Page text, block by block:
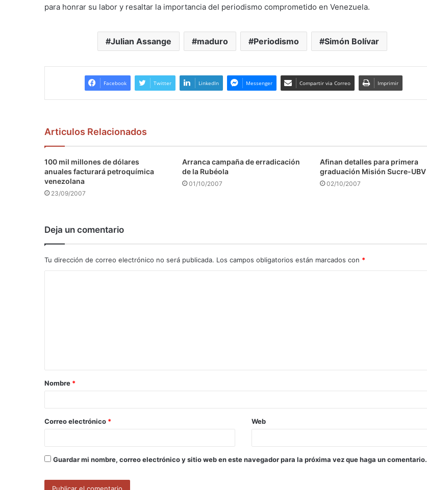
para honrar su labor y resaltar la importancia del periodismo comprometido en Venezuela.
Julian Assange maduro Periodismo Simón Bolívar
Facebook Twitter LinkedIn Messenger Compartir via Correo Imprimir
Articulos Relacionados
100 mil millones de dólares
anuales facturará petroquímica
venezolana
23/09/2007
Arranca campaña de erradicación
de la Rubéola
01/10/2007
Afinan detalles para primera
graduación Misión Sucre-UBV
02/10/2007
Deja un comentario
Tu dirección de correo electrónico no será publicada. Los campos obligatorios están marcados con *
a
r
*
Nombre *
Correo electrónico * Web
Guardar mi nombre, correo electrónico y sitio web en este navegador para la próxima vez que haga un comentario.